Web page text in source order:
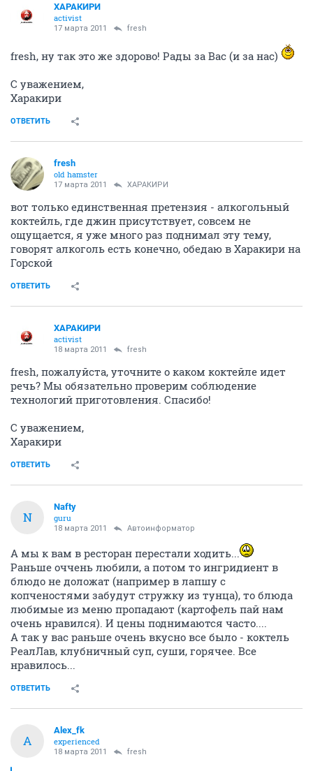
ХАРАКИРИ
activist
17 марта 2011 fresh
fresh, ну так это же здорово! Рады за Вас (и за нас)
С уважением,
Харакири
ОТВЕТИТЬ
fresh
old hamster
17 марта 2011 ХАРАКИРИ
вот только единственная претензия - алкогольный
коктейль, где джин присутствует, совсем не
ощущается, я уже много раз поднимал эту тему,
говорят алкоголь есть конечно, обедаю в Харакири на
Горской
ОТВЕТИТЬ
ХАРАКИРИ
activist
18 марта 2011 fresh
fresh, пожалуйста, уточните о каком коктейле идет
речь? Мы обязательно проверим соблюдение
технологий приготовления. Спасибо!
С уважением,
Харакири
ОТВЕТИТЬ
N
Nafty
guru
18 марта 2011 Автоинформатор
А мы к вам в ресторан перестали ходить...
Раньше оччень любили, а потом то ингридиент в
блюдо не доложат (например в лапшу с
копченостями забудут стружку из тунца), то блюда
любимые из меню пропадают (картофель пай нам
очень нравился). И цены поднимаются часто....
А так у вас раньше очень вкусно все было - коктель
РеалЛав, клубничный суп, суши, горячее. Все
нравилось...
ОТВЕТИТЬ
A
Alex_fk
experienced
18 марта 2011 fresh